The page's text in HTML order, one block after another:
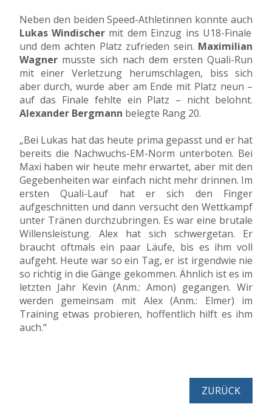
Neben den beiden Speed-Athletinnen konnte auch
Lukas Windischer mit dem Einzug ins U18-Finale
und dem achten Platz zufrieden sein. Maximilian
Wagnermusste sich nach dem ersten Quali-Run
mit einer Verletzung herumschlagen, biss sich
aber durch, wurde aber am Ende mit Platz neun –
auf das Finale fehlte ein Platz – nicht belohnt.
Alexander Bergmann belegte Rang 20.
„Bei Lukas hat das heute prima gepasst und er hat
bereits die Nachwuchs-EM-Norm unterboten. Bei
Maxi haben wir heute mehr erwartet, aber mit den
Gegebenheiten war einfach nicht mehr drinnen. Im
ersten Quali-Lauf hat er sich den Finger
aufgeschnitten und dann versucht den Wettkampf
unter Tränen durchzubringen. Es war eine brutale
Willensleistung. Alex hat sich schwergetan. Er
braucht oftmals ein paar Läufe, bis es ihm voll
aufgeht. Heute war so ein Tag, er ist irgendwie nie
so richtig in die Gänge gekommen. Ähnlich ist es im
letzten Jahr Kevin (Anm.: Amon) gegangen. Wir
werden gemeinsam mit Alex (Anm.: Elmer) im
Training etwas probieren, hoffentlich hilft es ihm
auch.“
ZURÜCK